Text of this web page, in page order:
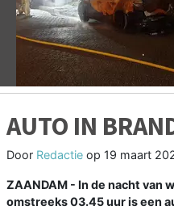
Vorige
AUTO IN
Door Redactie op 19 maart
ZAANDAM - In de nacht van
omstreeks 03.45 uur is een